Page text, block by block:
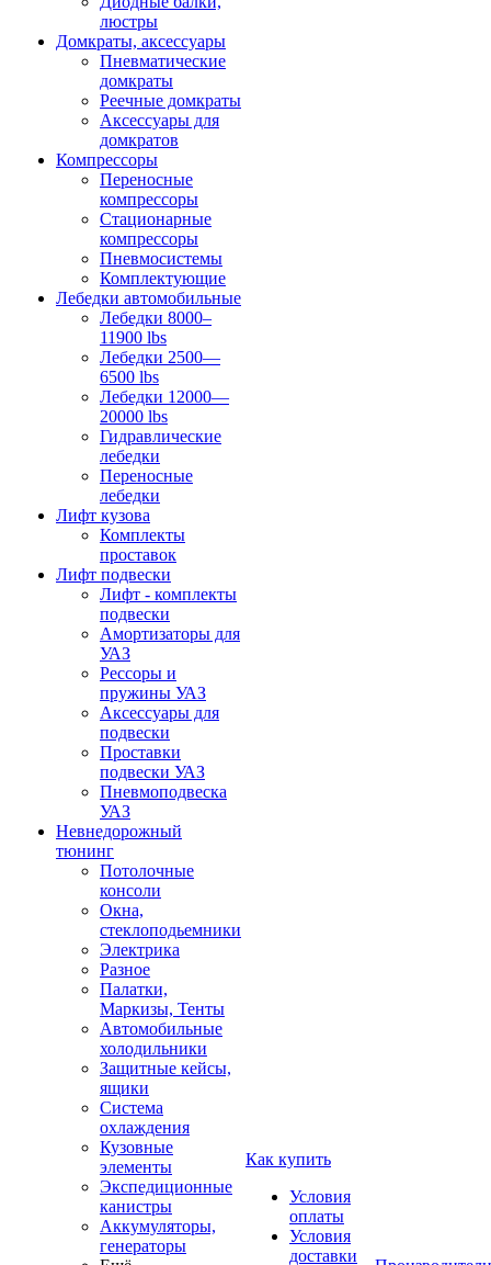
люстры
Домкраты, аксессуары
Пневматические
домкраты
Реечные домкраты
Аксессуары для
домкратов
Компрессоры
Переносные
компрессоры
Стационарные
компрессоры
Пневмосистемы
Комплектующие
Лебедки автомобильные
Лебедки 8000–
11900 lbs
Лебедки 2500—
6500 lbs
Лебедки 12000—
20000 lbs
Гидравлические
лебедки
Переносные
лебедки
Лифт кузова
Комплекты
проставок
Лифт подвески
Лифт - комплекты
подвески
Амортизаторы для
УАЗ
Рессоры и
пружины УАЗ
Аксессуары для
подвески
Проставки
подвески УАЗ
Пневмоподвеска
УАЗ
Невнедорожный
тюнинг
Потолочные
консоли
Окна,
стеклоподьемники
Электрика
Разное
Палатки,
Маркизы, Тенты
Автомобильные
холодильники
Защитные кейсы,
ящики
Система
охлаждения
Кузовные
элементы
Экспедиционные
канистры
Аккумуляторы,
генераторы
Как купить
Условия
оплаты
Условия
доставки